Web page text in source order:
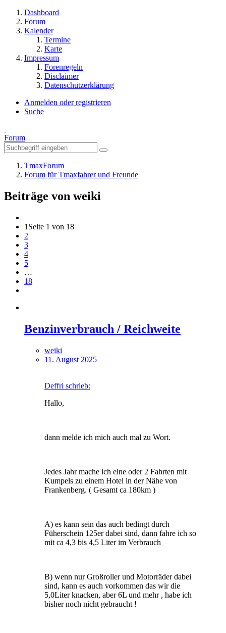
Dashboard
Forum
Kalender
Termine
Karte
Impressum
Forenregeln
Disclaimer
Datenschutzerklärung
Anmelden oder registrieren
Suche
Forum
TmaxForum
Forum für Tmaxfahrer und Freunde
Beiträge von weiki
1 Seite 1 von 18
2
3
4
5
…
18
Benzinverbrauch / Reichweite
weiki
11. August 2025
Deffri schrieb:
Hallo,
dann melde ich mich auch mal zu Wort.
Jedes Jahr mache ich eine oder 2 Fahrten mit
Kumpels zu einem Hotel in der Nähe von
Frankenberg. ( Gesamt ca 180km )
A) es kann sein das auch bedingt durch
Füherschein 125er dabei sind, dann fahre ich so
mit ca 4,3 bis 4,5 Liter im Verbrauch
B) wenn nur Großroller und Motorräder dabei
sind, kann es auch vorkommen das wir die
5,0Liter knacken, aber 6L und mehr , habe ich
bisher noch nicht gebraucht !